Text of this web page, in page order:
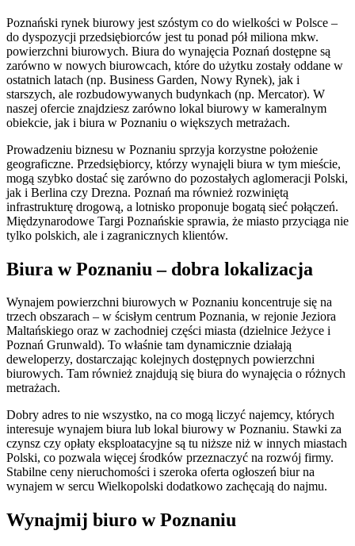
Poznański rynek biurowy jest szóstym co do wielkości w Polsce –
do dyspozycji przedsiębiorców jest tu ponad pół miliona mkw.
powierzchni biurowych. Biura do wynajęcia Poznań dostępne są
zarówno w nowych biurowcach, które do użytku zostały oddane w
ostatnich latach (np. Business Garden, Nowy Rynek), jak i
starszych, ale rozbudowywanych budynkach (np. Mercator). W
naszej ofercie znajdziesz zarówno lokal biurowy w kameralnym
obiekcie, jak i biura w Poznaniu o większych metrażach.
Prowadzeniu biznesu w Poznaniu sprzyja korzystne położenie
geograficzne. Przedsiębiorcy, którzy wynajęli biura w tym mieście,
mogą szybko dostać się zarówno do pozostałych aglomeracji Polski,
jak i Berlina czy Drezna. Poznań ma również rozwiniętą
infrastrukturę drogową, a lotnisko proponuje bogatą sieć połączeń.
Międzynarodowe Targi Poznańskie sprawia, że miasto przyciąga nie
tylko polskich, ale i zagranicznych klientów.
Biura w Poznaniu – dobra lokalizacja
Wynajem powierzchni biurowych w Poznaniu koncentruje się na
trzech obszarach – w ścisłym centrum Poznania, w rejonie Jeziora
Maltańskiego oraz w zachodniej części miasta (dzielnice Jeżyce i
Poznań Grunwald). To właśnie tam dynamicznie działają
deweloperzy, dostarczając kolejnych dostępnych powierzchni
biurowych. Tam również znajdują się biura do wynajęcia o różnych
metrażach.
Dobry adres to nie wszystko, na co mogą liczyć najemcy, których
interesuje wynajem biura lub lokal biurowy w Poznaniu. Stawki za
czynsz czy opłaty eksploatacyjne są tu niższe niż w innych miastach
Polski, co pozwala więcej środków przeznaczyć na rozwój firmy.
Stabilne ceny nieruchomości i szeroka oferta ogłoszeń biur na
wynajem w sercu Wielkopolski dodatkowo zachęcają do najmu.
Wynajmij biuro w Poznaniu